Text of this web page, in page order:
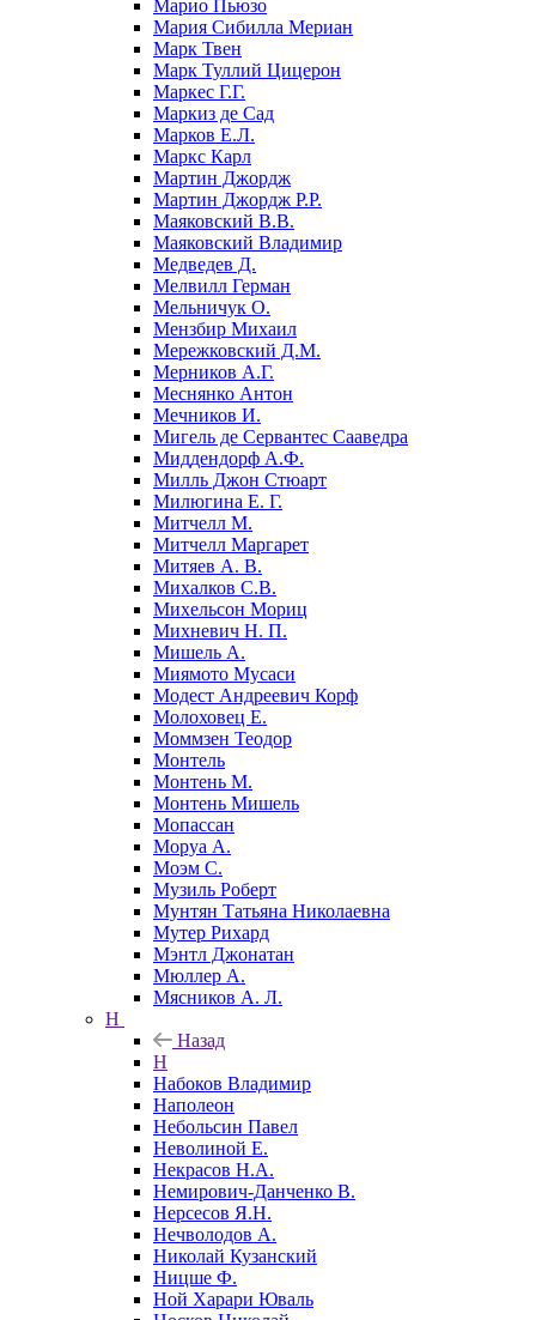
Марио Пьюзо
Мария Сибилла Мериан
Марк Твен
Марк Туллий Цицерон
Маркес Г.Г.
Маркиз де Сад
Марков Е.Л.
Маркс Карл
Мартин Джордж
Мартин Джордж Р.Р.
Маяковский В.В.
Маяковский Владимир
Медведев Д.
Мелвилл Герман
Мельничук О.
Мензбир Михаил
Мережковский Д.М.
Мерников А.Г.
Меснянко Антон
Мечников И.
Мигель де Сервантес Сааведра
Миддендорф А.Ф.
Милль Джон Стюарт
Милюгина Е. Г.
Митчелл М.
Митчелл Маргарет
Митяев А. В.
Михалков С.В.
Михельсон Мориц
Михневич Н. П.
Мишель А.
Миямото Мусаси
Модест Андреевич Корф
Молоховец Е.
Моммзен Теодор
Монтель
Монтень М.
Монтень Мишель
Мопассан
Моруа А.
Моэм С.
Музиль Роберт
Мунтян Татьяна Николаевна
Мутер Рихард
Мэнтл Джонатан
Мюллер А.
Мясников А. Л.
Н
Назад
Н
Набоков Владимир
Наполеон
Небольсин Павел
Неволиной Е.
Некрасов Н.А.
Немирович-Данченко В.
Нерсесов Я.Н.
Нечволодов А.
Николай Кузанский
Ницше Ф.
Ной Харари Юваль